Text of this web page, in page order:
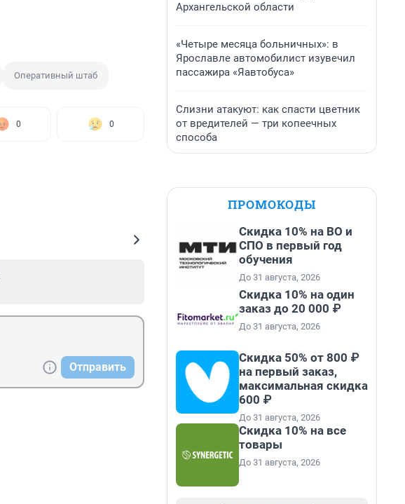
Оперативный штаб
0 0
Отправить
Архангельской области
«Четыре месяца больничных»: в
Ярославле автомобилист изувечил
пассажира «Яавтобуса»
Слизни атакуют: как спасти цветник
от вредителей — три копеечных
способа
ПРОМОКОДЫ
Скидка 10% на ВО и
СПО в первый год
обучения
До 31 августа, 2026
Скидка 10% на один
заказ до 20 000 ₽
До 31 августа, 2026
Скидка 50% от 800 ₽
на первый заказ,
максимальная скидка
600 ₽
До 31 августа, 2026
Скидка 10% на все
товары
До 31 августа, 2026